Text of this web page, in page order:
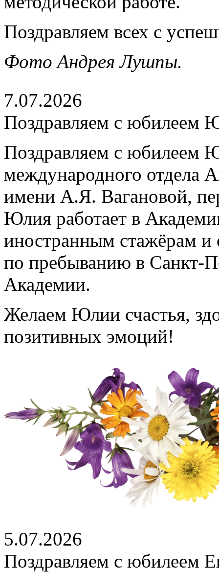
Поздравляем всех с
Фото Андрея Лушпы.
7.07.2026
Поздравляем с юбилеем
Поздравляем с юбилеем
международного отдела
имени А.Я. Вагановой,
Юлия работает в
иностранным стажёрам и
по пребыванию в Санкт-
Академии.
Желаем Юлии счастья,
позитивных эмоций!
5.07.2026
Поздравляем с юбилеем